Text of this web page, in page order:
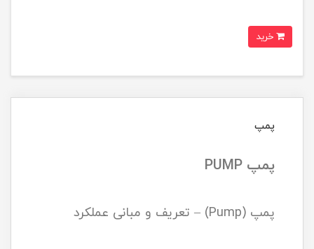
پمپ
پمپ PUMP
پمپ (Pump) – تعریف و مبانی عملکرد